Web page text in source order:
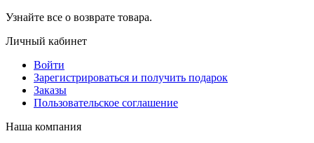
Узнайте все о возврате товара.
Личный кабинет
Войти
Зарегистрироваться и получить подарок
Заказы
Пользовательское соглашение
Наша компания